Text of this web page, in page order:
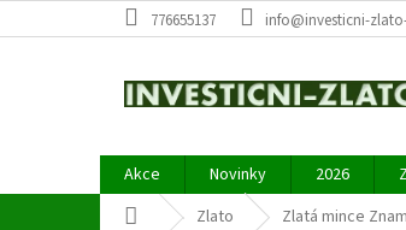
na
776655137 info@investicni-
Akce Novinky 2026
Domů Zlato Zlatá mince